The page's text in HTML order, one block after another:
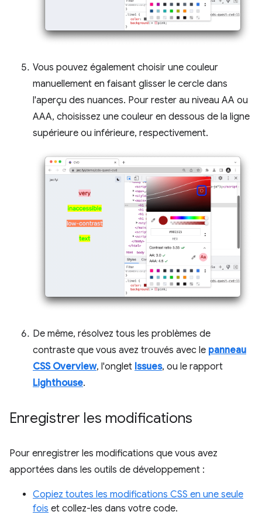
Vous pouvez également choisir une couleur
manuellement en faisant glisser le cercle dans
l'aperçu des nuances. Pour rester au niveau AA ou
AAA, choisissez une couleur en dessous de la ligne
supérieure ou inférieure, respectivement.
De même, résolvez tous les problèmes de
contraste que vous avez trouvés avec le panneau
CSS Overview, l'onglet Issues, ou le rapport
Lighthouse.
Enregistrer les modifications
Pour enregistrer les modifications que vous avez
apportées dans les outils de développement :
Copiez toutes les modifications CSS en une seule
fois et collez-les dans votre code.